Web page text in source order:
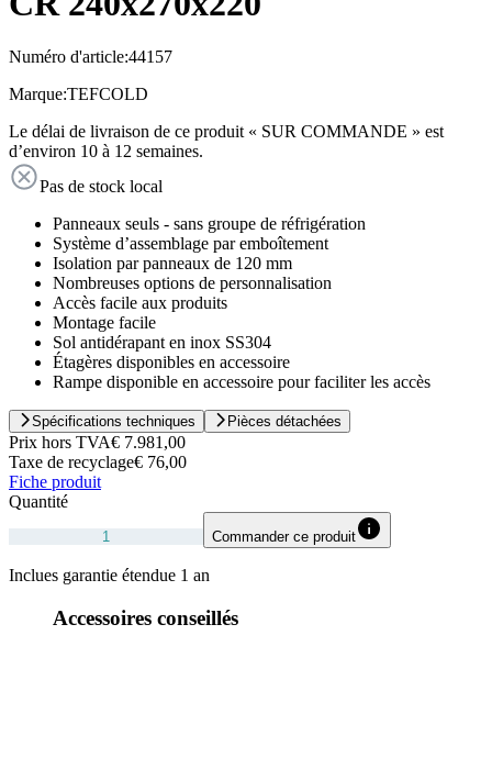
Numéro d'article:44157
Marque:TEFCOLD
Le délai de livraison de ce produit « SUR COMMANDE » est
d’environ 10 à 12 semaines.
Pas de stock local
Panneaux seuls - sans groupe de réfrigération
Système d’assemblage par emboîtement
Isolation par panneaux de 120 mm
Nombreuses options de personnalisation
Accès facile aux produits
Montage facile
Sol antidérapant en inox SS304
Étagères disponibles en accessoire
Rampe disponible en accessoire pour faciliter les accès
Spécifications techniques Pièces détachées
Prix hors TVA€ 7.981,00
Taxe de recyclage€ 76,00
Fiche produit
Quantité
Commander ce produit
Inclues garantie étendue 1 an
Accessoires conseillés